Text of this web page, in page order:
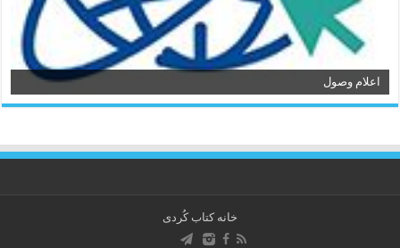
اعلام وصول
خانه کتاب كُردی